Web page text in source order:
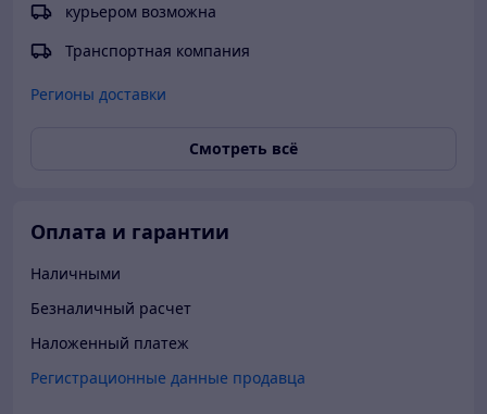
курьером возможна
Транспортная компания
Регионы доставки
Смотреть всё
Оплата и гарантии
Наличными
Безналичный расчет
Наложенный платеж
Регистрационные данные продавца